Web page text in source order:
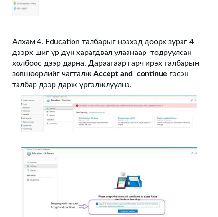
Алхам 4. Education талбарыг нээхэд доорх зураг 4
дээрх шиг үр дүн харагдвал улаанаар тодруулсан
холбоос дээр дарна. Дараагаар гарч ирэх талбарын
зөвшөөрлийг чагталж Accept and continue гэсэн
талбар дээр дарж үргэлжлүүлнэ.